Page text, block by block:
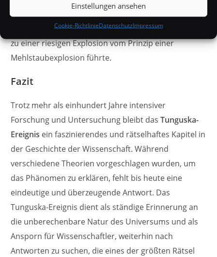
Einstellungen ansehen
Cookie-RichtlinieDatenschutzImpressum
Mückenschwarm über dem Epizentrum schwebte
und sich dann, z.B. durch einen Blitz, entzündete, was
zu einer riesigen Explosion vom Prinzip einer
Mehlstaubexplosion führte.
Fazit
Trotz mehr als einhundert Jahre intensiver
Forschung und Untersuchung bleibt dasTunguska-
Ereignis ein faszinierendes und rätselhaftes Kapitel in
der Geschichte der Wissenschaft. Während
verschiedene Theorien vorgeschlagen wurden, um
das Phänomen zu erklären, fehlt bis heute eine
eindeutige und überzeugende Antwort. Das
Tunguska-Ereignis dient als ständige Erinnerung an
die unberechenbare Natur des Universums und als
Ansporn für Wissenschaftler, weiterhin nach
Antworten zu suchen, die eines der größten Rätsel